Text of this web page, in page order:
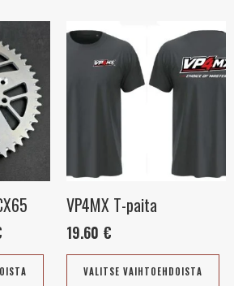
Hintaluokka:
37.00 €
-
39.00 €
Tällä
tuotteella
valinnat
tuotteen
sivulla.
VP4MX T-paita
19.60 €
VALITSE VAIHTOEHDOISTA
on